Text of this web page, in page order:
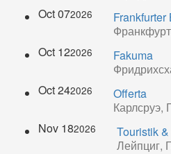
Oct 072026
Oct 122026
Fakuma
Oct 242026
Offerta
Карлсруэ,
Nov 182026
Touristik
Лейпциг,